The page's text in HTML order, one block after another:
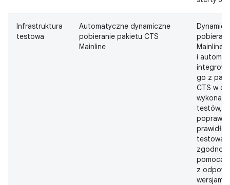
Infrastruktura
testowa
Automatyczne dynamiczne
pobieranie pakietu CTS
Mainline
Mainline
i
go z
CTS w
testów,
poprawić
pomocą
z
wersjami